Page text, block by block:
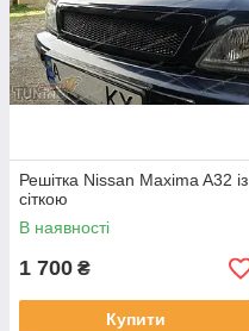
Решітка Nissan Maxima A32 із
сіткою
В наявності
1 700 ₴
Купити